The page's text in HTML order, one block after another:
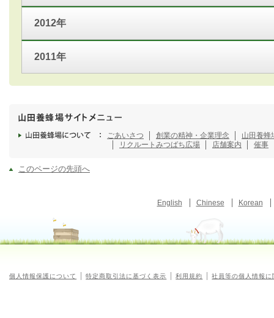
2012年
2011年
ごあいさつ 創業の精神・企業理念
山田養蜂
リクルート みつばち広場 店舗案内 催事
このページの先頭へ
English Chinese Korean
個人情報保護について 特定商取引法に基づく表示 利用規約 社員等の個人情報